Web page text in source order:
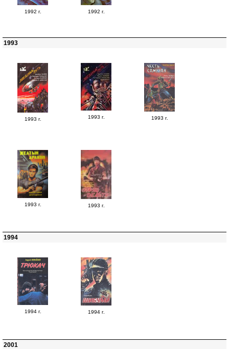
1992 г. 1992 г.
1993
1993 г. 1993 г. 1993 г.
1993 г. 1993 г.
1994
1994 г. 1994 г.
2001